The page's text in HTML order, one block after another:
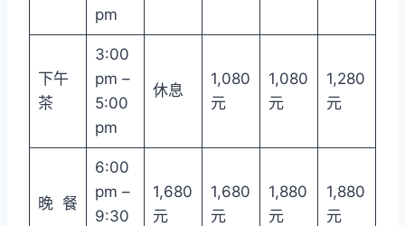
pm
下午
茶
3:00
pm –
5:00
pm
休息
1,080
元
1,080
元
1,280
元
晚 餐
6:00
pm –
9:30
1,680
元
1,680
元
1,880
元
1,880
元